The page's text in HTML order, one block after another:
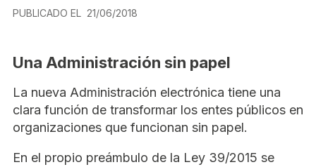
PUBLICADO EL 21/06/2018
Una Administración sin papel
La nueva Administración electrónica tiene una
clara función de transformar los entes públicos en
organizaciones que funcionan sin papel.
En el propio preámbulo de la Ley 39/2015 se